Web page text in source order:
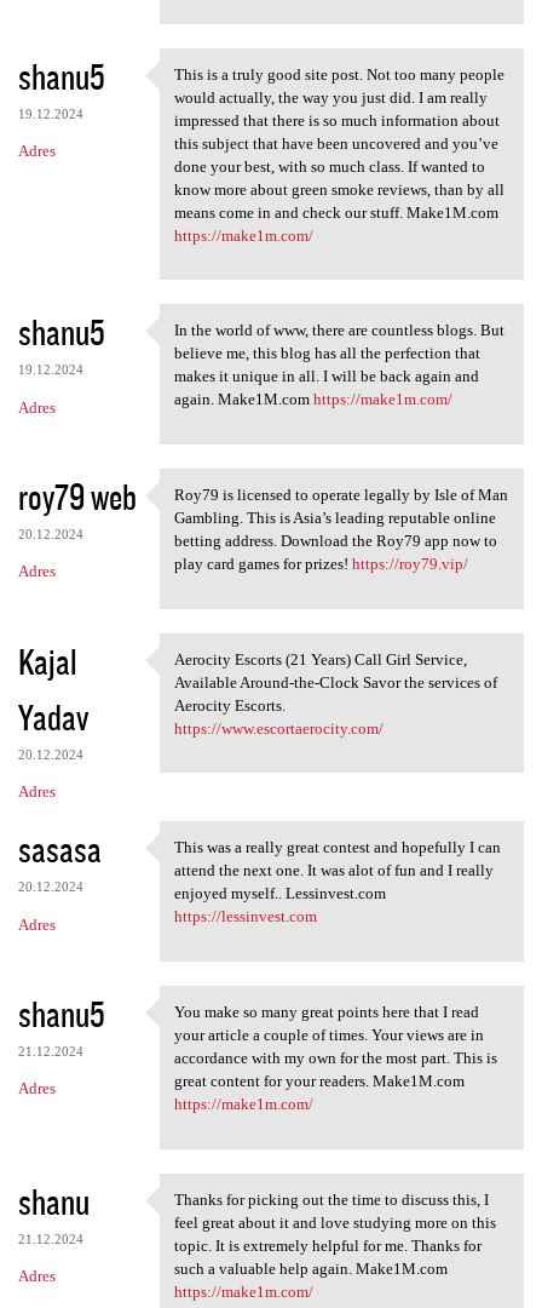
shanu5
19.12.2024
Adres
This is a truly good site
This is a truly good site post. Not too many people
would actually, the way you just did. I am really
impressed that there is so much information about
this subject that have been uncovered and you’ve
done your best, with so much class. If wanted to
know more about green smoke reviews, than by all
means come in and check our stuff. Make1M.com
https://make1m.com/
shanu5
19.12.2024
Adres
In the world of www, there
In the world of www, there are countless blogs. But
believe me, this blog has all the perfection that
makes it unique in all. I will be back again and
again. Make1M.com https://make1m.com/
roy79 web
20.12.2024
Adres
Roy79 is licensed to operate
Roy79 is licensed to operate legally by Isle of Man
Gambling. This is Asia’s leading reputable online
betting address. Download the Roy79 app now to
play card games for prizes! https://roy79.vip/
Kajal
Yadav
20.12.2024
Adres
Aerocity Escorts (21 Years)
Aerocity Escorts (21 Years) Call Girl Service,
Available Around-the-Clock Savor the services of
Aerocity Escorts.
https://www.escortaerocity.com/
sasasa
20.12.2024
Adres
This was a really great
This was a really great contest and hopefully I can
attend the next one. It was alot of fun and I really
enjoyed myself.. Lessinvest.com
https://lessinvest.com
shanu5
21.12.2024
Adres
You make so many great points
You make so many great points here that I read
your article a couple of times. Your views are in
accordance with my own for the most part. This is
great content for your readers. Make1M.com
https://make1m.com/
shanu
21.12.2024
Adres
Thanks for picking out the
Thanks for picking out the time to discuss this, I
feel great about it and love studying more on this
topic. It is extremely helpful for me. Thanks for
such a valuable help again. Make1M.com
https://make1m.com/